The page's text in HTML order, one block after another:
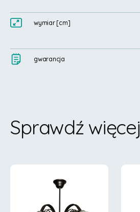
wymiar[cm]
gwarancja
Sprawdź więcej